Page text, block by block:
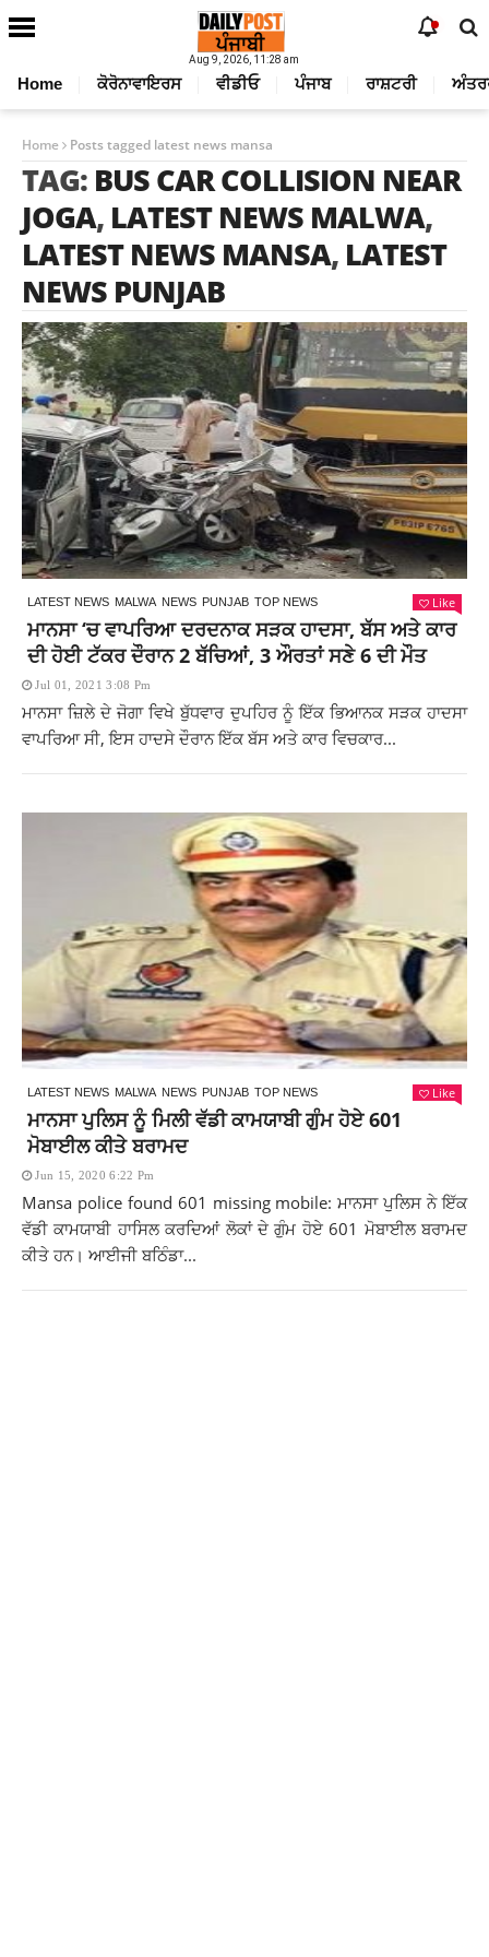
Aug 9, 2026, 11:28 am
Home ਕੋਰੋਨਾਵਾਇਰਸ ਵੀਡੀਓ ਪੰਜਾਬ ਰਾਸ਼ਟਰੀ
Home Posts tagged latest news mansa
TAG: BUS CAR COLLISION NEAR
JOGA, LATEST NEWS MALWA,
LATEST NEWS MANSA, LATEST
NEWS PUNJAB
LATEST NEWS MALWA NEWS PUNJAB TOP NEWS Like
ਮਾਨਸਾ ‘ਚ ਵਾਪਰਿਆ ਦਰਦਨਾਕ ਸੜਕ ਹਾਦਸਾ, ਬੱਸ ਅਤੇ ਕਾਰ
ਦੀ ਹੋਈ ਟੱਕਰ ਦੌਰਾਨ 2 ਬੱਚਿਆਂ, 3 ਔਰਤਾਂ ਸਣੇ 6 ਦੀ ਮੌਤ
Jul 01, 2021 3:08 Pm
ਮਾਨਸਾ ਜ਼ਿਲੇ ਦੇ ਜੋਗਾ ਵਿਖੇ ਬੁੱਧਵਾਰ ਦੁਪਹਿਰ ਨੂੰ ਇੱਕ ਭਿਆਨਕ ਸੜਕ ਹਾਦਸਾ
ਵਾਪਰਿਆ ਸੀ, ਇਸ ਹਾਦਸੇ ਦੌਰਾਨ ਇੱਕ ਬੱਸ ਅਤੇ ਕਾਰ ਵਿਚਕਾਰ...
LATEST NEWS MALWA NEWS PUNJAB TOP NEWS Like
ਮਾਨਸਾ ਪੁਲਿਸ ਨੂੰ ਮਿਲੀ ਵੱਡੀ ਕਾਮਯਾਬੀ ਗੁੰਮ ਹੋਏ 601
ਮੋਬਾਈਲ ਕੀਤੇ ਬਰਾਮਦ
Jun 15, 2020 6:22 Pm
Mansa police found 601 missing mobile: ਮਾਨਸਾ ਪੁਲਿਸ ਨੇ ਇੱਕ
ਵੱਡੀ ਕਾਮਯਾਬੀ ਹਾਸਿਲ ਕਰਦਿਆਂ ਲੋਕਾਂ ਦੇ ਗੁੰਮ ਹੋਏ 601 ਮੋਬਾਈਲ ਬਰਾਮਦ
ਕੀਤੇ ਹਨ। ਆਈਜੀ ਬਠਿੰਡਾ...